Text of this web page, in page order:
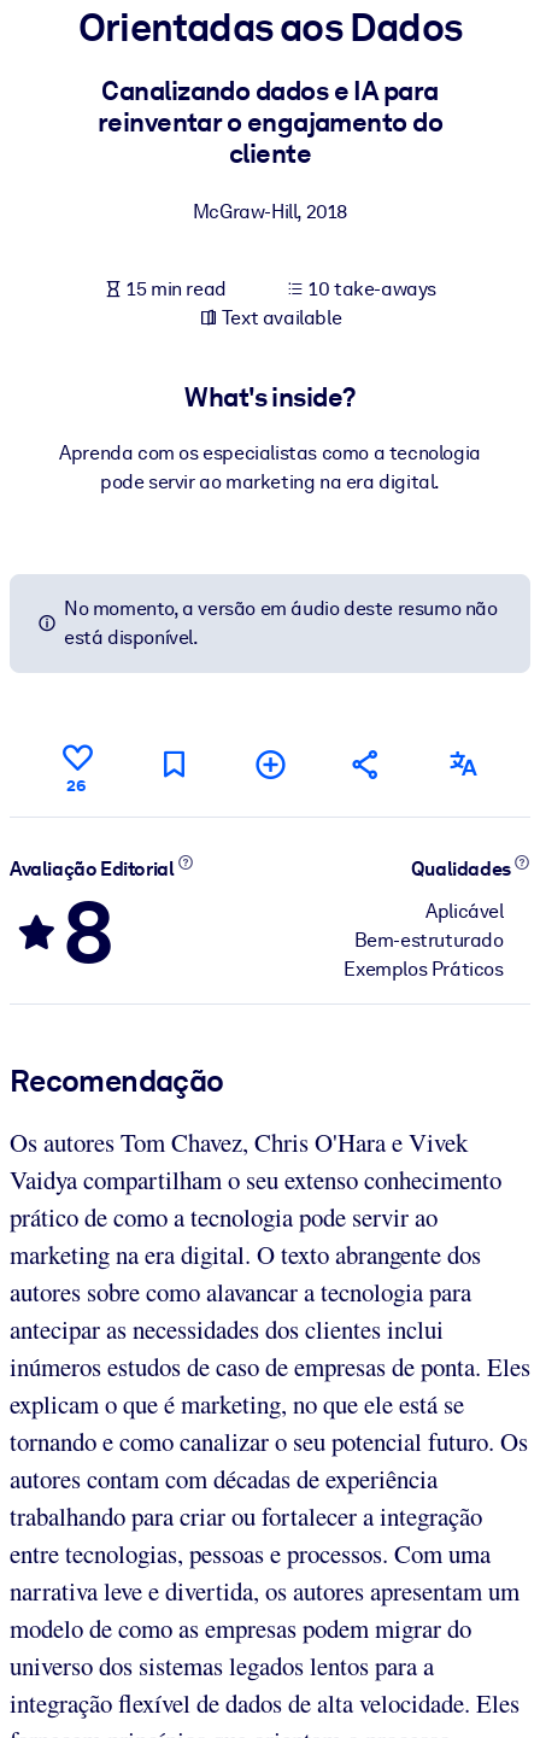
For LMS/LXP
Bring bite-sized, verified knowledge into your LMS/LXP for
For AI Systems
Orientadas aos Dados
Canalizando dados e IA para
reinventar o engajamento do
cliente
McGraw-Hill, 2018
15 min read
10 take-aways
Text available
What's inside?
Aprenda com os especialistas como a tecnologia
pode servir ao marketing na era digital.
No momento, a versão em áudio deste resumo não
está disponível.
26
Avaliação Editorial
8
Qualidades
Aplicável
Bem-estruturado
Exemplos Práticos
Recomendação
Os autores Tom Chavez, Chris O'Hara e Vivek
Vaidya compartilham o seu extenso conhecimento
prático de como a tecnologia pode servir ao
marketing na era digital. O texto abrangente dos
autores sobre como alavancar a tecnologia para
antecipar as necessidades dos clientes inclui
inúmeros estudos de caso de empresas de ponta. Eles
explicam o que é marketing, no que ele está se
tornando e como canalizar o seu potencial futuro. Os
autores contam com décadas de experiência
trabalhando para criar ou fortalecer a integração
entre tecnologias, pessoas e processos. Com uma
narrativa leve e divertida, os autores apresentam um
modelo de como as empresas podem migrar do
universo dos sistemas legados lentos para a
integração flexível de dados de alta velocidade. Eles